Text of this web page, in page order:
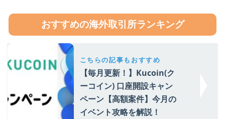
おすすめの海外取引所ランキング
こちらの記事もおすすめ
【毎月更新！】Kucoin(ク
ーコイン) 口座開設キャン
ペーン【高額案件】今月の
イベント攻略を解説！